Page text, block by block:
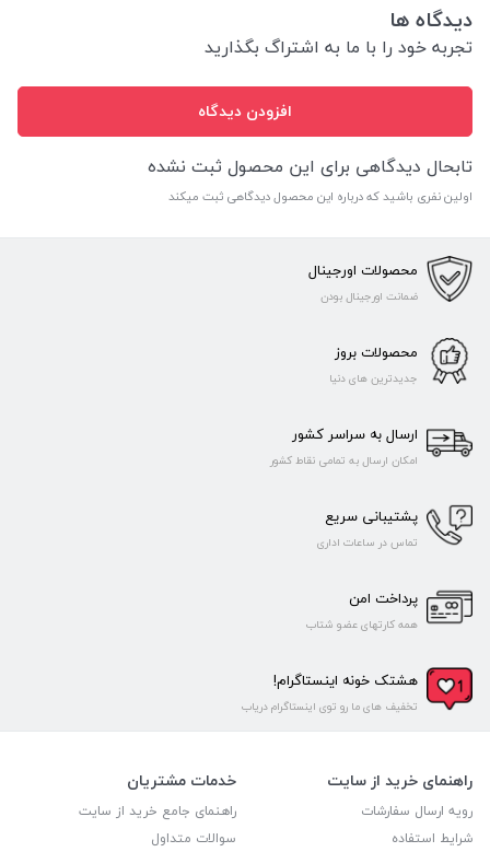
دیدگاه ها
تجربه خود را با ما به اشتراگ بگذارید
افزودن دیدگاه
تابحال دیدگاهی برای این محصول ثبت نشده
اولین نفری باشید که درباره این محصول دیدگاهی ثبت میکند
محصولات اورجینال
ضمانت اورجینال بودن
محصولات بروز
جدیدترین های دنیا
ارسال به سراسر کشور
امکان ارسال به تمامی نقاط کشور
پشتیبانی سریع
تماس در ساعات اداری
پرداخت امن
همه کارتهای عضو شتاب
هشتک خونه اینستاگرام!
تخفیف های ما رو توی اینستاگرام دریاب
راهنمای خرید از سایت
رویه ارسال سفارشات
شرایط استفاده
خدمات مشتریان
راهنمای جامع خرید از سایت
سوالات متداول